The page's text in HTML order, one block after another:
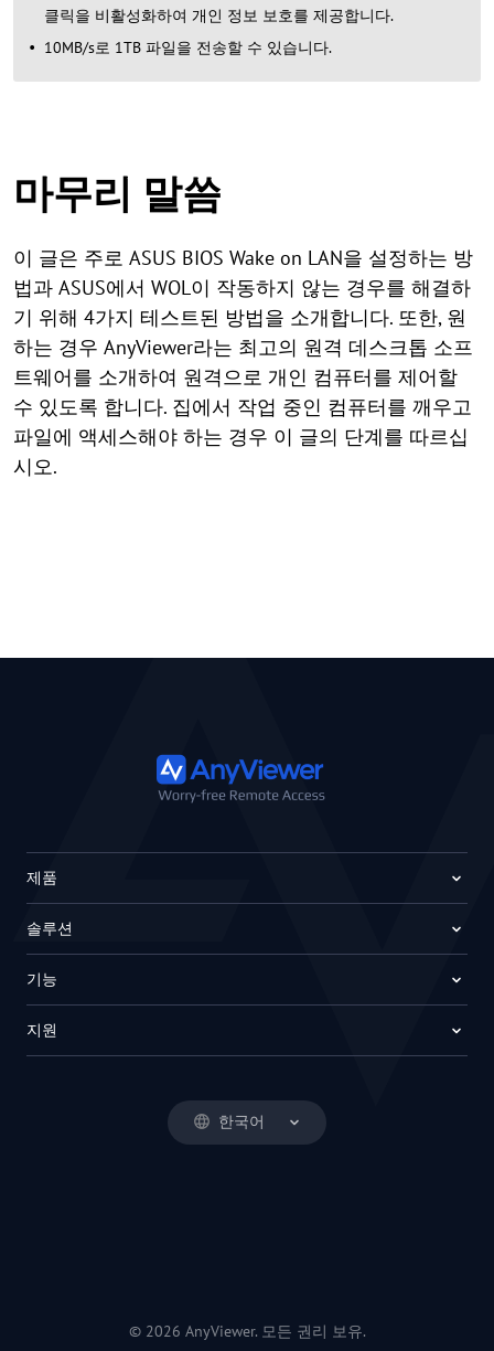
클릭을 비활성화하여 개인 정보 보호를 제공합니다.
10MB/s로 1TB 파일을 전송할 수 있습니다.
마무리 말씀
이 글은 주로 ASUS BIOS Wake on LAN을 설정하는 방
법과 ASUS에서 WOL이 작동하지 않는 경우를 해결하
기 위해 4가지 테스트된 방법을 소개합니다. 또한, 원
하는 경우 AnyViewer라는 최고의 원격 데스크톱 소프
트웨어를 소개하여 원격으로 개인 컴퓨터를 제어할
수 있도록 합니다. 집에서 작업 중인 컴퓨터를 깨우고
파일에 액세스해야 하는 경우 이 글의 단계를 따르십
시오.
한국어
제품
솔루션
기능
지원
© 2026 AnyViewer. 모든 권리 보유.